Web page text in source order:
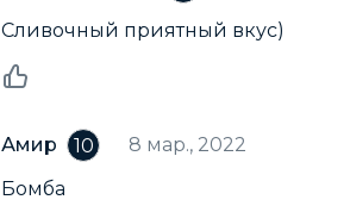
Сливочный приятный вкус)
Амир 10
8 мар., 2022
Бомба